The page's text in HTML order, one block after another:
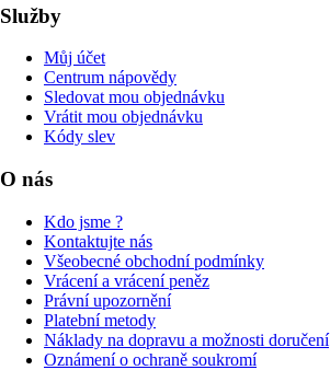
Služby
Můj účet
Centrum nápovědy
Sledovat mou objednávku
Vrátit mou objednávku
Kódy slev
O nás
Kdo jsme ?
Kontaktujte nás
Všeobecné obchodní podmínky
Vrácení a vrácení peněz
Právní upozornění
Platební metody
Náklady na dopravu a možnosti doručení
Oznámení o ochraně soukromí